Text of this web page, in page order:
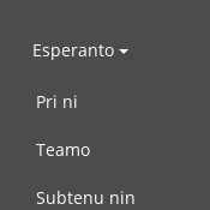
Esperanto
Pri ni
Teamo
Subtenu nin